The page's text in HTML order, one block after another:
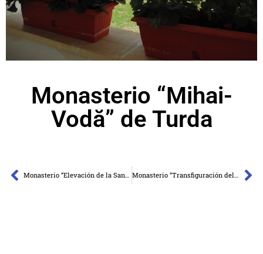
Monasterio “Mihai-
Vodă” de Turda
Monasterio “Elevación de la Santa Cruz” de Căşiel Monasterio “Transfiguración del Señor” de Cheile Turzii